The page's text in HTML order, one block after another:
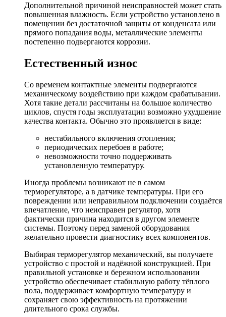
Дополнительной причиной неисправностей может стать
повышенная влажность. Если устройство установлено в
помещении без достаточной защиты от конденсата или
прямого попадания воды, металлические элементы
постепенно подвергаются коррозии.
Естественный износ
Со временем контактные элементы подвергаются
механическому воздействию при каждом срабатывании.
Хотя такие детали рассчитаны на большое количество
циклов, спустя годы эксплуатации возможно ухудшение
качества контакта. Обычно это проявляется в виде:
нестабильного включения отопления;
периодических перебоев в работе;
невозможности точно поддерживать
установленную температуру.
Иногда проблемы возникают не в самом
терморегуляторе, а в датчике температуры. При его
повреждении или неправильном подключении создаётся
впечатление, что неисправен регулятор, хотя
фактически причина находится в другом элементе
системы. Поэтому перед заменой оборудования
желательно провести диагностику всех компонентов.
Выбирая терморегулятор механический, вы получаете
устройство с простой и надёжной конструкцией. При
правильной установке и бережном использовании
устройство обеспечивает стабильную работу тёплого
пола, поддерживает комфортную температуру и
сохраняет свою эффективность на протяжении
длительного срока службы.